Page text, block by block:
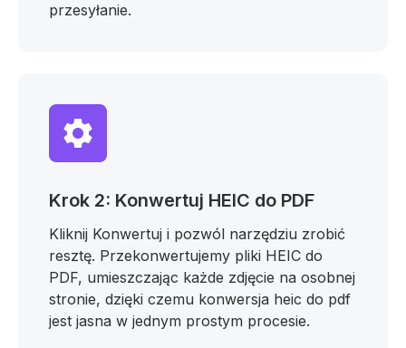
przesyłanie.
Krok 2: Konwertuj HEIC do PDF
Kliknij Konwertuj i pozwól narzędziu zrobić
resztę. Przekonwertujemy pliki HEIC do
PDF, umieszczając każde zdjęcie na osobnej
stronie, dzięki czemu konwersja heic do pdf
jest jasna w jednym prostym procesie.